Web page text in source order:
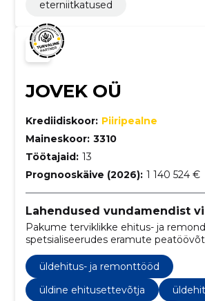
eterniitkatused
JOVEK OÜ
Krediidiskoor: Piiripealne
Maineskoor: 3310
Töötajaid: 13
Prognooskäive (2026): 1 140 524 €
Lahendused vundamendist
Pakume terviklikke ehitus- ja
spetsialiseerudes eramute
torutöödele.
üldehitus- ja remonttööd
üldine ehitusettevõtja